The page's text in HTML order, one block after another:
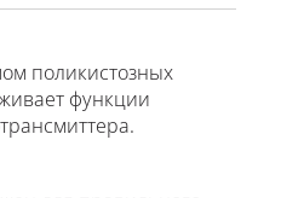
поликистозных
функции